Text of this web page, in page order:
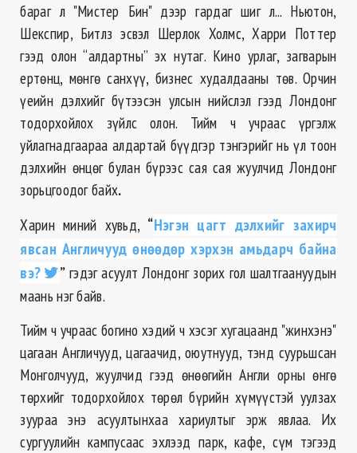
бараг л "Mистер Бин" дээр гардаг шиг л... Ньютон,
Шекспир, Битлз эсвэл Шерлок Холмс, Харри Поттер
гээд олон “алдартны” эх нутаг. Кино урлаг, загварын
ертѳнц, мѳнгѳ санхүү, бизнес худалдааны тѳв. Орчин
үеийн дэлхийг бүтээсэн улсын нийслэл гээд Лондонг
тодорхойлох зүйлс олон. Тийм ч учраас үргэлж
уйлагнадгаараа алдартай бүүдгэр тэнгэрийг нь үл тоон
дэлхийн ѳнцѳг булан бүрээс сая сая жуулчид Лондонг
зорьцгоодог байх.
Харин миний хувьд, “Нэгэн цагт дэлхийг захирч
явсан Англичууд өнөөдөр хэрхэн амьдарч байна
вэ?
”гэдэг асуулт Лондонг зорих гол шалтгаануудын
маань нэг байв.
Тийм ч учраас богино хэдий ч хэсэг хугацаанд "жинхэнэ"
цагаан Англичууд, цагаачид, оюутнууд, тэнд суурьшсан
Монголчууд, жуулчид гээд өнөөгийн Англи орны ѳнгѳ
тѳрхийг тодорхойлох тѳрѳл бүрийн хүмүүстэй уулзах
зуураа энэ асуултынхаа хариултыг эрж явлаа. Их
сургуулийн кампусаас эхлээд парк, кафе, сүм тэгээд